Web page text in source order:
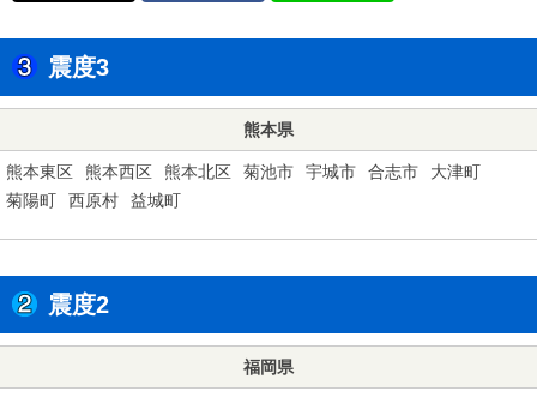
震度3
熊本県
熊本東区 熊本西区 熊本北区 菊池市 宇城市 合志市
大津町
菊陽町
西原村 益城町
震度2
福岡県